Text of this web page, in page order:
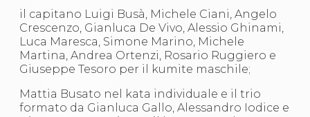
Cerca
Contatti
News
Cookies Accept
Newsletter
Catalogo formativo
Webinar
Corsi Monotematici
il capitano Luigi Busà, Michele Ciani, Angelo
Crescenzo, Gianluca De Vivo, Alessio Ghinami,
Luca Maresca, Simone Marino, Michele
Martina, Andrea Ortenzi, Rosario Ruggiero e
Giuseppe Tesoro per il kumite maschile;
Mattia Busato nel kata individuale e il trio
formato da Gianluca Gallo, Alessandro Iodice e